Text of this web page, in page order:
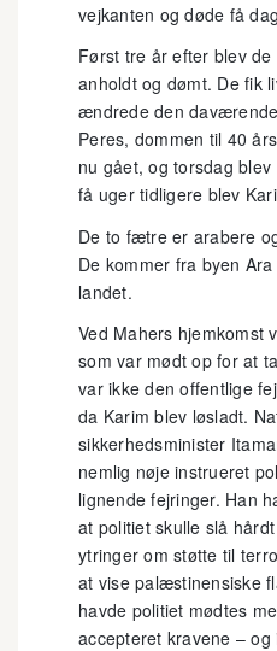
vejkanten og døde få
Først tre år efter blev
anholdt og dømt. De fik
ændrede den
Peres, dommen til 40
nu gået, og torsdag
få uger tidligere blev
De to fætre er arabere
De kommer fra byen
landet.
Ved Mahers hjemkomst
som var mødt op for at
var ikke den offentlige
da Karim blev løsladt.
sikkerhedsminister
nemlig nøje instrueret
lignende fejringer. Han
at politiet skulle slå
ytringer om støtte til
at vise palæstinensiske
havde politiet mødtes
accepteret kravene –